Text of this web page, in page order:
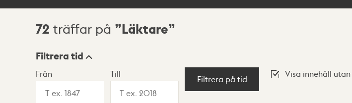
Sökresultat
72 träffar på Läktare
Visningsläge
Filtrera tid
Från Till
Filtrera på tid
Visa innehåll